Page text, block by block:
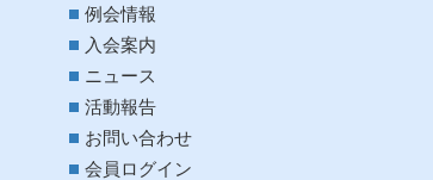
例会情報
入会案内
ニュース
活動報告
お問い合わせ
会員ログイン